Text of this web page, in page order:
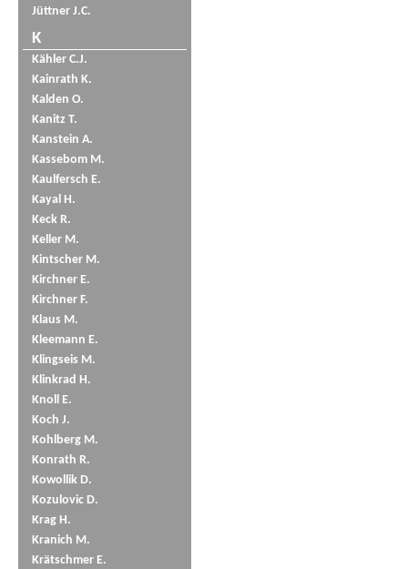
Jüttner J.C.
K
Kähler C.J.
Kainrath K.
Kalden O.
Kanitz T.
Kanstein A.
Kassebom M.
Kaulfersch E.
Kayal H.
Keck R.
Keller M.
Kintscher M.
Kirchner E.
Kirchner F.
Klaus M.
Kleemann E.
Klingseis M.
Klinkrad H.
Knoll E.
Koch J.
Kohlberg M.
Konrath R.
Kowollik D.
Kozulovic D.
Krag H.
Kranich M.
Krätschmer E.